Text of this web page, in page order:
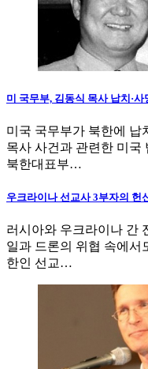
미 국무부, 김동식 목사 납치·
미국 국무부가 북한에 납
목사 사건과 관련한 미국
북한대표부…
우크라이나 선교사 3부자의
러시아와 우크라이나 간
일과 드론의 위협 속에서
한인 선교…